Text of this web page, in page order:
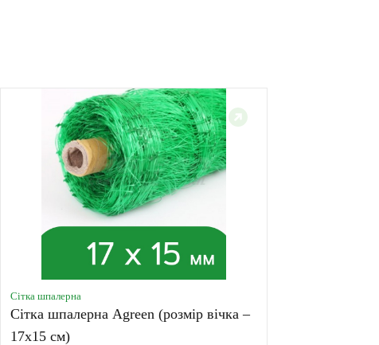
Сітка шпалерна
Сітка шпалерна Agreen (розмір вічка –
17х15 см)